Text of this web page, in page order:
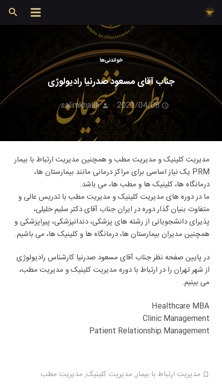
جناب آقای مسعود صدرنیا رادیولوژی
2021/04/08
salimkhalili
خواندنی‌ها
مدیریت کلینیک و مدیریت مطب و همچنین مدیریت ارتباط با بیمار
PRM یک نیاز اساسی برای مراکز درمانی مانند بیمارستان ها،
درمانگاه ها، کلینیک ها و مطب ها، می باشد.
ما در دوره های مدیریت کلینیک و مدیریت مطب با تدریس عالی و
متفاوت بنیان گذار دوره در ایران جناب آقای دکتر سلیم خلیلی،
پذیرای دانشجویانی از رشته های پزشکی، دندانپزشکی، پیراپزشکی و
همچنین مدیران بیمارستان ها، درمانگاه ها و کلینیک ها، می باشیم.
در پایین صفحه نظر جناب آقای مسعود صدرنیا کارشناس رادیولوژی
از شهر تهران را در ارتباط با دوره مدیریت کلینیک و مدیریت مطب،
می بینیم.
Healthcare MBA
Clinic Management
Patient Relationship Management
مدیریت ارتباط با بیمار, مدیریت کلینیک, مدیریت مطب